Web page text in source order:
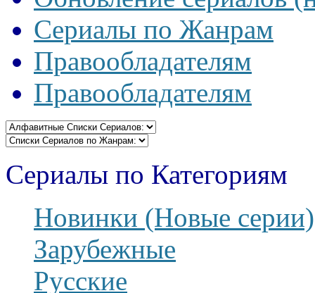
Сериалы по Жанрам
Правообладателям
Правообладателям
Сериалы по Категориям
Новинки (Новые серии)
Зарубежные
Русские